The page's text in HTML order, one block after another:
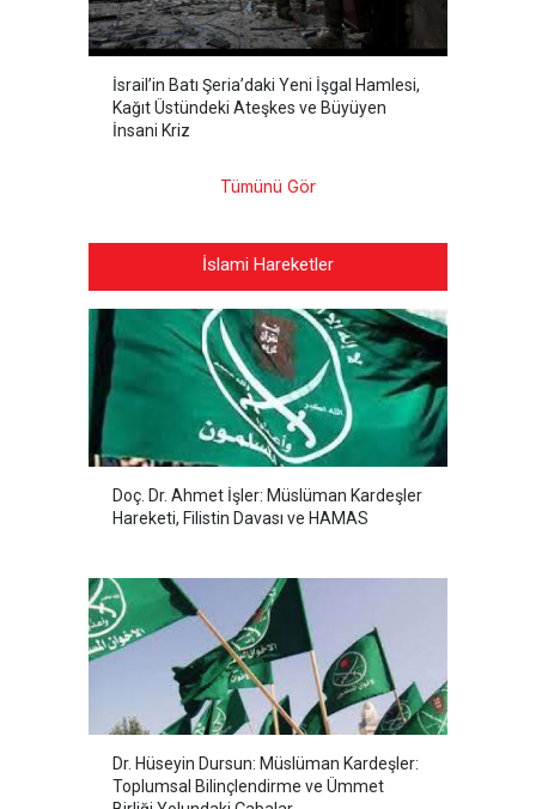
İsrail’in Batı Şeria’daki Yeni İşgal Hamlesi,
Kağıt Üstündeki Ateşkes ve Büyüyen
İnsani Kriz
Tümünü Gör
İslami Hareketler
Doç. Dr. Ahmet İşler: Müslüman Kardeşler
Hareketi, Filistin Davası ve HAMAS
Dr. Hüseyin Dursun: Müslüman Kardeşler:
Toplumsal Bilinçlendirme ve Ümmet